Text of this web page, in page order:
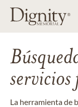
La herramienta de